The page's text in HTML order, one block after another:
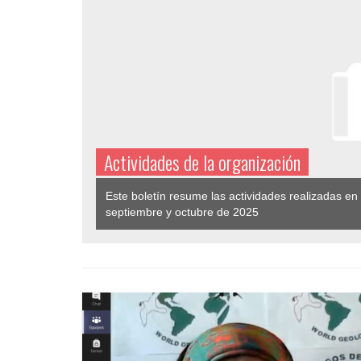
Actividades de la organización
Este boletín resume las actividades realizadas en
septiembre y octubre de 2025